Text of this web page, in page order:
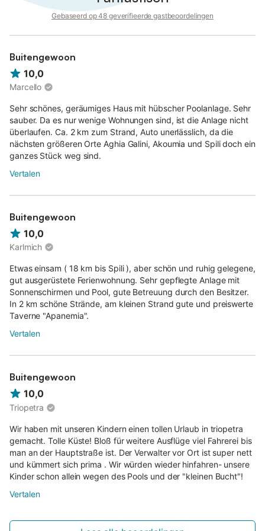
kleine Triopetra strand, ca. 2 km tot 2,5 km van de Petra Mare
Gebaseerd op 48 geverifieerde gastbeoordelingen
Buitengewoon
10,0
Marcello
Sehr schönes, geräumiges Haus mit hübscher Poolanlage. Sehr
sauber. Da es nur wenige Wohnungen sind, ist die Anlage nicht
überlaufen. Ca. 2 km zum Strand, Auto unerlässlich, da die
nächsten größeren Orte Aghia Galini, Akoumia und Spili doch ein
ganzes Stück weg sind.
Vertalen
Buitengewoon
10,0
Karlmich
Etwas einsam ( 18 km bis Spili ), aber schön und ruhig gelegene,
gut ausgerüstete Ferienwohnung. Sehr gepflegte Anlage mit
Sonnenschirmen und Pool, gute Betreuung durch den Besitzer.
In 2 km schöne Strände, am kleinen Strand gute und preiswerte
Taverne "Apanemia".
Vertalen
Buitengewoon
10,0
Triopetra
Wir haben mit unseren Kindern einen tollen Urlaub in triopetra
gemacht. Tolle Küste! Bloß für weitere Ausflüge viel Fahrerei bis
man an der Hauptstraße ist. Der Verwalter vor Ort ist super nett
und kümmert sich prima . Wir würden wieder hinfahren- unsere
Kinder schon allein wegen des Pools und der "kleinen Bucht"!
Vertalen